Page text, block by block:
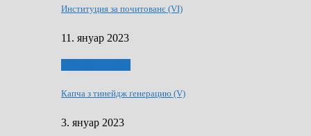
Институция за почитованє (VI)
11. януар 2023
Капча з тинейдж ґенерацию (V)
3. януар 2023